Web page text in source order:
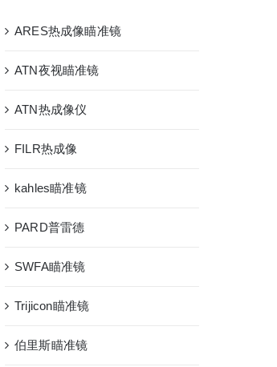
ARES热成像瞄准镜
ATN夜视瞄准镜
ATN热成像仪
FILR热成像
kahles瞄准镜
PARD普雷德
SWFA瞄准镜
Trijicon瞄准镜
伯里斯瞄准镜